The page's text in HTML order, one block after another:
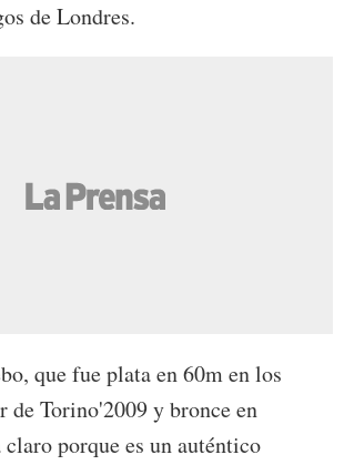
de Londres.
que fue plata en 60m en los
de Torino'2009 y bronce en
porque es un auténtico